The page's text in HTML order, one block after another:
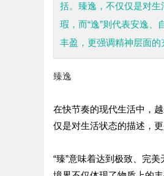
括。臻逸，不仅仅是对
瑕，而“逸”则代表安逸
丰盈，更强调精神层面
臻逸
在快节奏的现代生活中，
仅是对生活状态的描述，
“臻”意味着达到极致、完